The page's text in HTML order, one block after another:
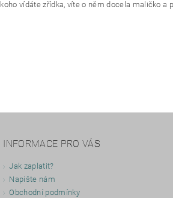
koho vídáte zřídka, víte o něm docela maličko a
INFORMACE PRO VÁS
Jak zaplatit?
Napište nám
Obchodní podmínky